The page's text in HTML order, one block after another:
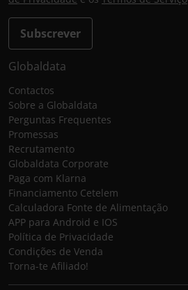
Subscrever
Globaldata
Contactos
Sobre a Globaldata
Perguntas Frequentes
Promessas
Recrutamento
Globaldata Corporate
Paga com Klarna
Financiamento Cetelem
Calculadora Fonte de Alimentação
APP para Android e IOS
Política de Privacidade
Condições de Venda
Torna-te Afiliado!